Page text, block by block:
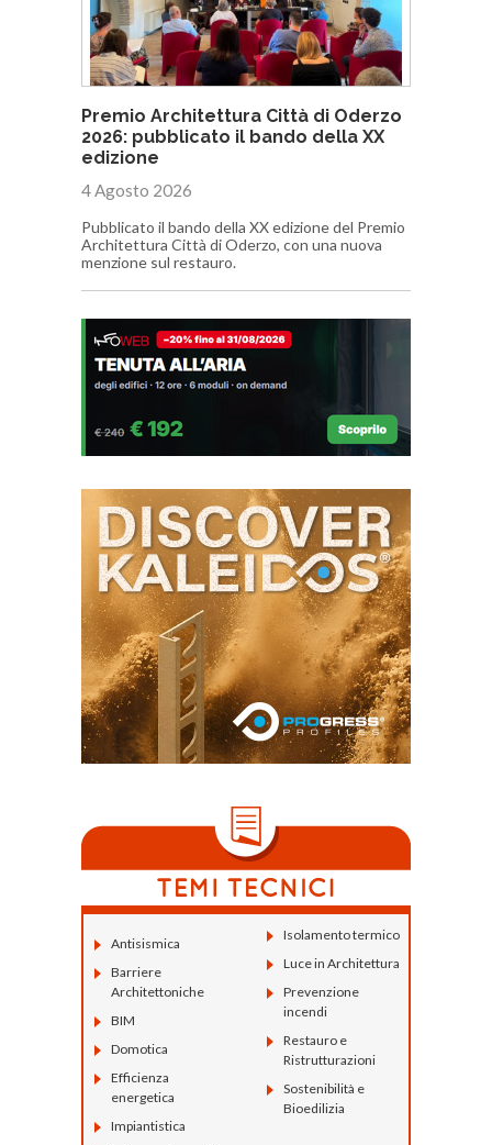
Premio Architettura Città di Oderzo
2026: pubblicato il bando della XX
edizione
4 Agosto 2026
Pubblicato il bando della XX edizione del Premio
Architettura Città di Oderzo, con una nuova
menzione sul restauro.
Antisismica
Barriere
Architettoniche
BIM
Domotica
Efficienza
energetica
Impiantistica
Isolamento termico
Luce in Architettura
Prevenzione
incendi
Restauro e
Ristrutturazioni
Sostenibilità e
Bioedilizia